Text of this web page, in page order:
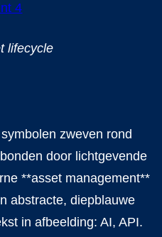
4
lifecycle